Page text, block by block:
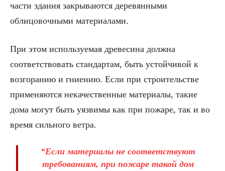
части здания закрываются деревянными
облицовочными материалами.
При этом используемая древесина должна
соответствовать стандартам, быть устойчивой к
возгоранию и гниению. Если при строительстве
применяются некачественные материалы, такие
дома могут быть уязвимы как при пожаре, так и во
время сильного ветра.
“Если материалы не соответствуют
требованиям, при пожаре такой дом